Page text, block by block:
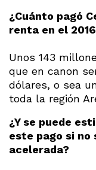
¿Cuánto pagó
renta en el
Unos 143
que en canon
dólares, o sea
toda la región
¿Y se puede
este pago si no
acelerada?